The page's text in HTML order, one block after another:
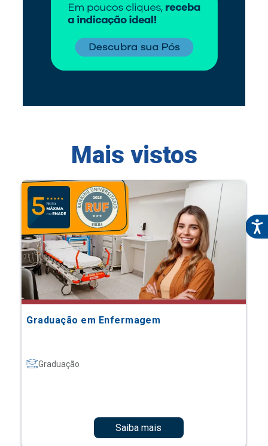
Mais vistos
Graduação em Enfermagem
Graduação
Saiba mais